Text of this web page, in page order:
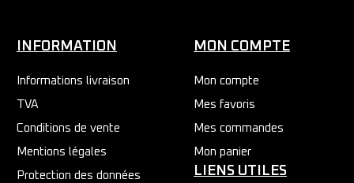
INFORMATION
Informations livraison
TVA
Conditions de vente
Mentions légales
Protection des données
MON COMPTE
Mon compte
Mes favoris
Mes commandes
Mon panier
LIENS UTILES